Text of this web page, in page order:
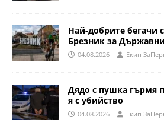
Най-добрите бегачи
Брезник за
04.08.2026 Eкип
Дядо с пушка гърмя
я с убийство
04.08.2026 Eкип